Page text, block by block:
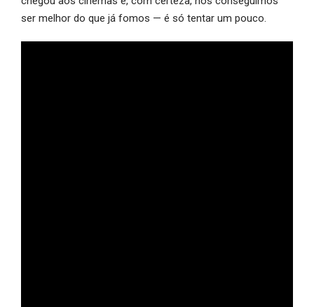
ser melhor do que já fomos — é só tentar um pouco.